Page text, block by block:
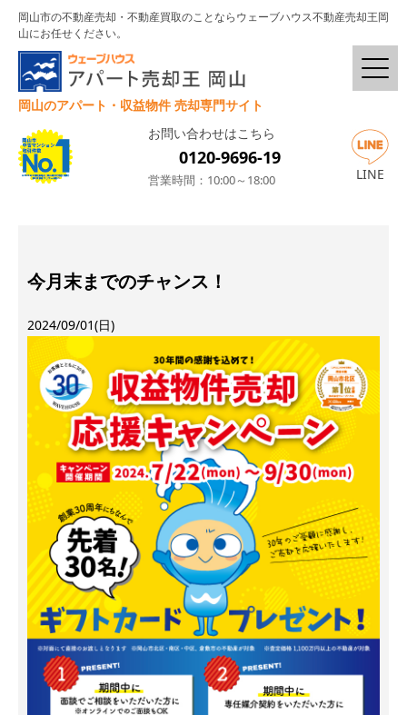
岡山市の不動産売却・不動産買取のことならウェーブハウス不動産売却王岡
山にお任せください。
岡山のアパート・収益物件 売却専門サイト
お問い合わせはこちら
0120-9696-19
営業時間：10:00～18:00 LINE
今月末までのチャンス！
2024/09/01(日)